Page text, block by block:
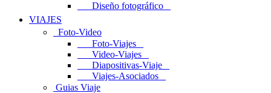
Diseño fotográfico
VIAJES
Foto-Video
Foto-Viajes
Video-Viajes
Diapositivas-Viaje
Viajes-Asociados
Guias Viaje